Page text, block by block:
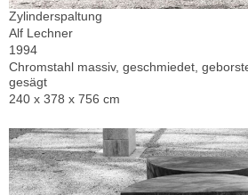
Zylinderspaltung
Alf Lechner
1994
Chromstahl massiv, geschmiedet,
gesägt
240 x 378 x 756 cm